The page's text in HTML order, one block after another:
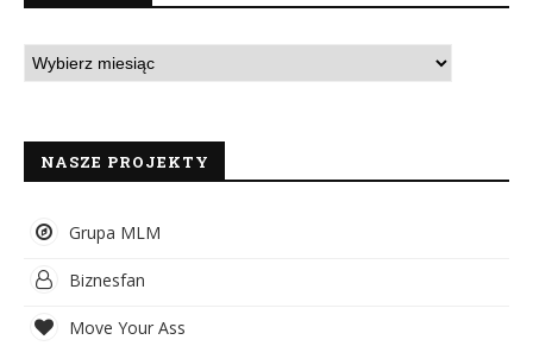
NASZE PROJEKTY
Grupa MLM
Biznesfan
Move Your Ass